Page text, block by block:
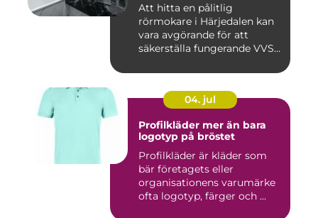
Att hitta en pålitlig
rörmokare i Härjedalen kan
vara avgörande för att
säkerställa fungerande VVS-
04. jul
Profilkläder mer än bara
logotyp på bröstet
Profilkläder är kläder som
bär företagets eller
organisationens varumärke
ofta logotyp, färger och ...